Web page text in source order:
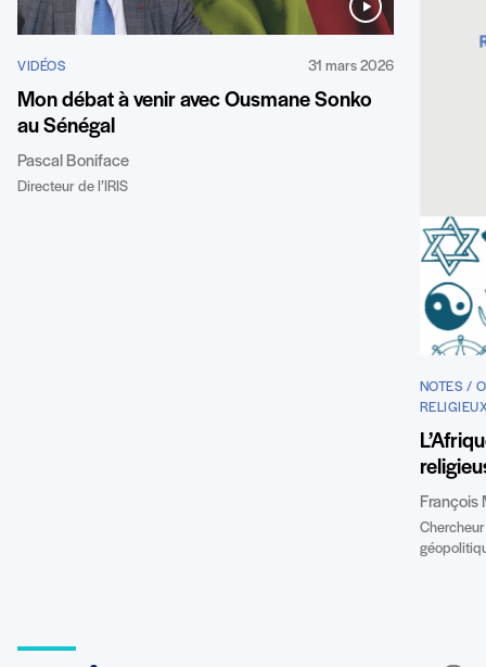
VIDÉOS 31 mars 2026
Mon débat à venir avec Ousmane Sonko
au Sénégal
Pascal Boniface
Directeur de l’IRIS
NOTES /
François